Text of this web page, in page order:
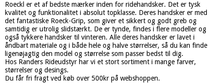
Roeckl er et af bedste mærker inden for ridehandsker. Det er tysk
kvalitet og funktionalitet i absolut topklasse. Deres handsker er med
det fantastiske Roeck-Grip, som giver et sikkert og godt greb og
samtidig er utrolig slidstærkt. De er tynde, findes i flere modeller og
også tykkere handsker til vinteren. Alle deres handsker er lavet i
åndbart materiale og i både hele og halve størrelser, så du kan finde
ligenøjagtig den model og størrelse som passer bedst til dig.
Hos Randers Rideudstyr har vi et stort sortiment i mange farver,
størrelser og desings.
Du får fri fragt ved køb over 500kr på webshoppen.